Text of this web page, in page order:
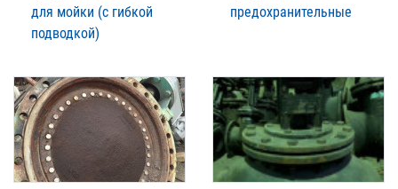
для мойки (с гибкой
подводкой)
предохранительные